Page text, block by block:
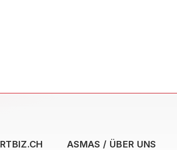
ASMAS / ÜBER UNS